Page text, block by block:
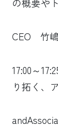
の概要や
株
CEO 竹
17:00～
り拓く、
株